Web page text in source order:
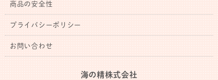
商品の安全性
プライバシーポリシー
お問い合わせ
海の精株式会社